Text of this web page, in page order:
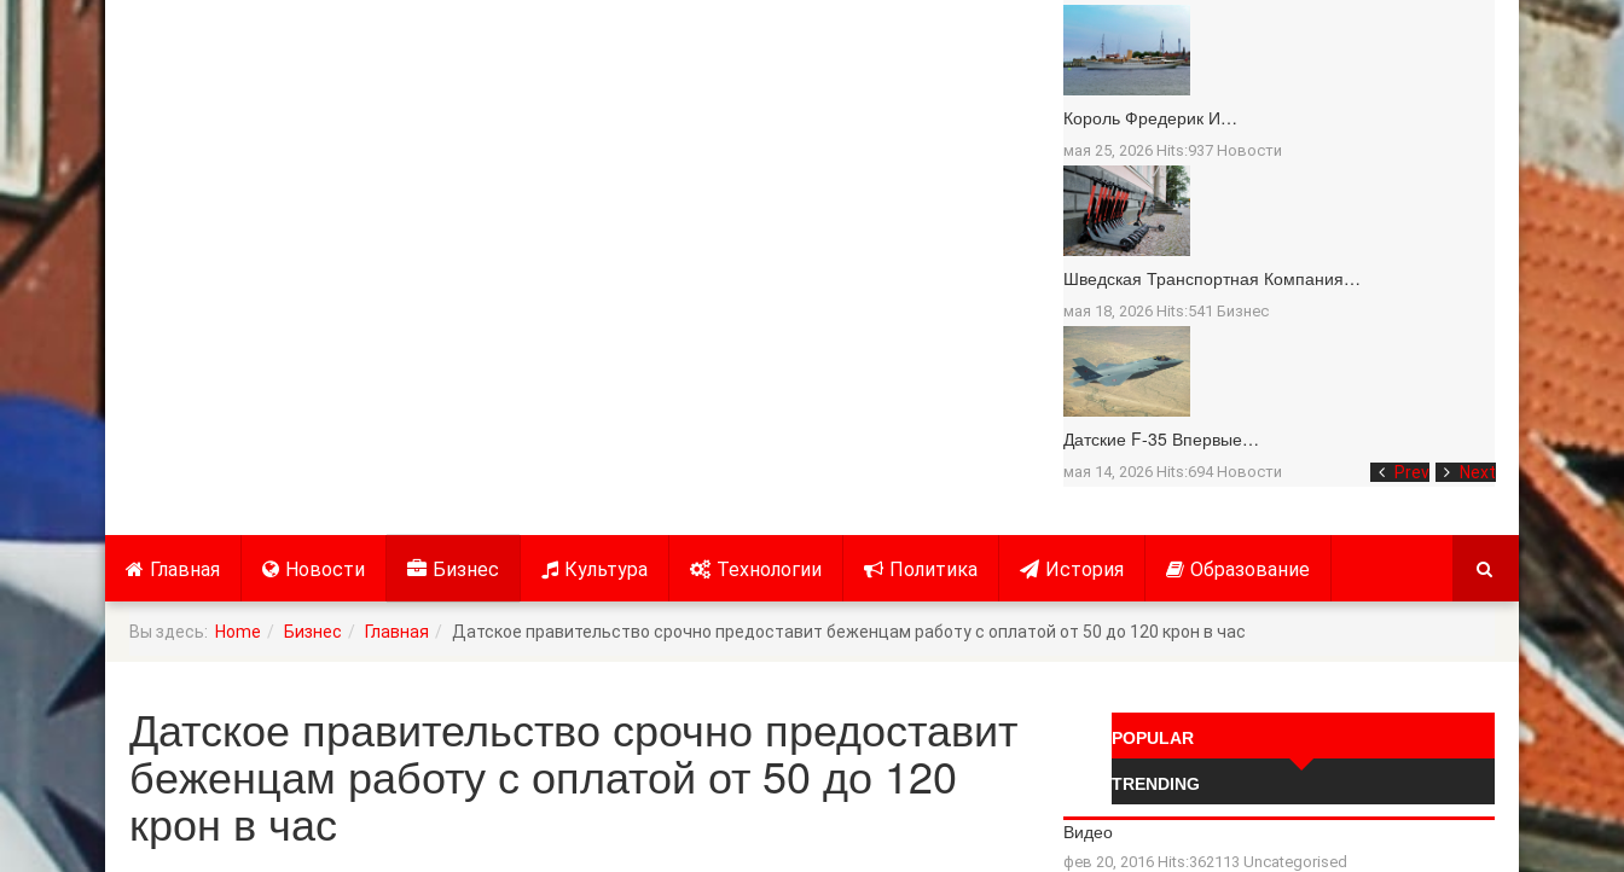
Prev Next
Король Фредерик И…
мая 25, 2026 Hits:937 Новости
Шведская Транспортная Компания…
мая 18, 2026 Hits:541 Бизнес
Датские F-35 Впервые…
мая 14, 2026 Hits:694 Новости
Главная Новости Бизнес Культура Технологии Политика История Образование
Вы здесь: Home Бизнес Главная Датское правительство срочно предоставит беженцам работу с оплатой от 50 до 120 крон в час
Датское правительство срочно предоставит
беженцам работу с оплатой от 50 до 120
крон в час
POPULAR
TRENDING
Видео
фев 20, 2016 Hits:362113 Uncategorised